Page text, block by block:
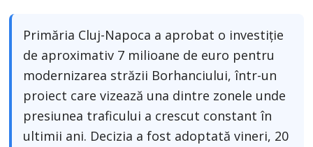
Primăria Cluj-Napoca a aprobat o investiție
de aproximativ 7 milioane de euro pentru
modernizarea străzii Borhanciului, într-un
proiect care vizează una dintre zonele unde
presiunea traficului a crescut constant în
ultimii ani. Decizia a fost adoptată vineri, 20